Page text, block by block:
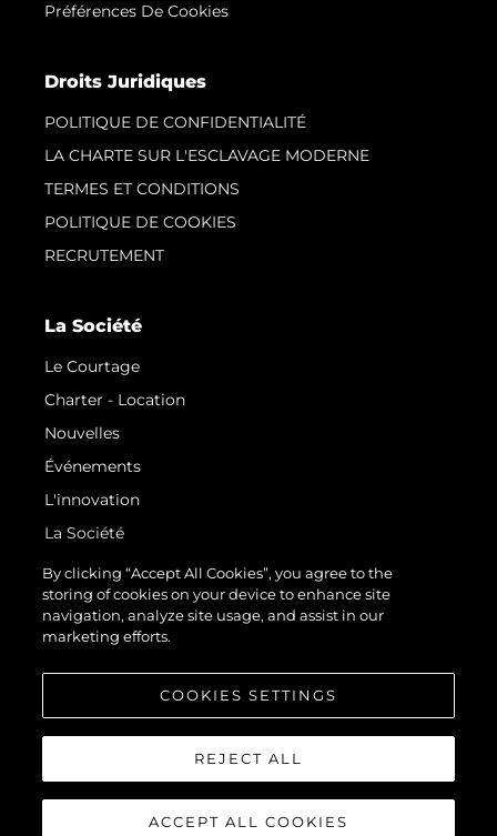
Préférences De Cookies
Droits Juridiques
POLITIQUE DE CONFIDENTIALITÉ
LA CHARTE SUR L'ESCLAVAGE MODERNE
TERMES ET CONDITIONS
POLITIQUE DE COOKIES
RECRUTEMENT
La Société
Le Courtage
Charter - Location
Nouvelles
Événements
L'innovation
La Société
Notre Équipe
Style De Vie
Notre Héritage
© 2026 Sunseeker London Group.Tous les droits sont réservés.
By clicking “Accept All Cookies”, you agree to the
storing of cookies on your device to enhance site
navigation, analyze site usage, and assist in our
marketing efforts.
COOKIES SETTINGS
REJECT ALL
ACCEPT ALL COOKIES